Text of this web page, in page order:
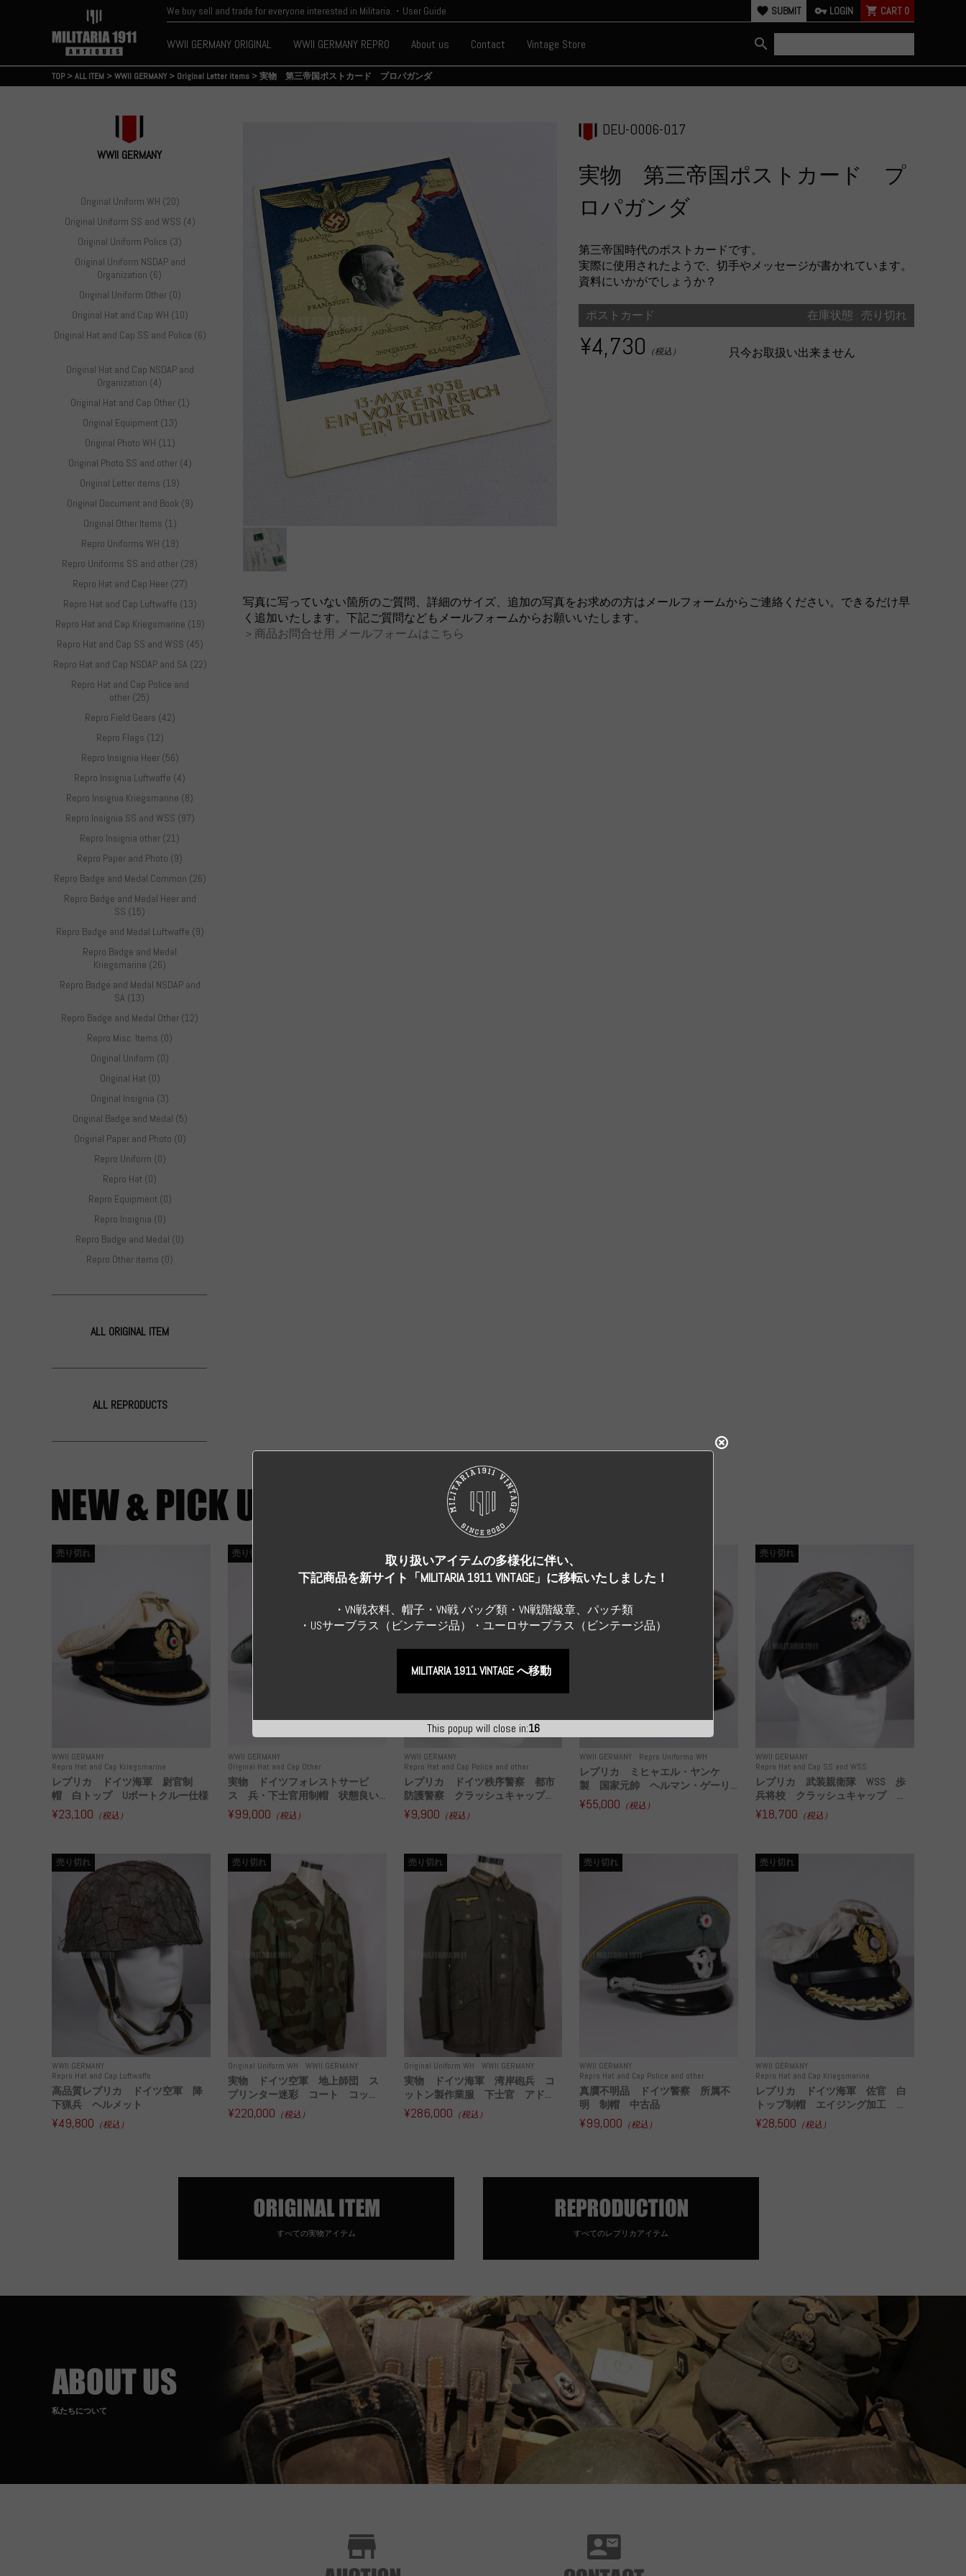
We buy sell and trade for everyone interested in Militaria.・User Guide favorite SUBMIT vpn_key LOGIN shopping_cart CART 0
WWII GERMANY ORIGINAL WWII GERMANY REPRO About us Contact Vintage Store search
TOP>ALL ITEM >WWII GERMANY > Original Letter items >実物 第三帝国ポストカード プロパガンダ
WWII GERMANY
Original Uniform WH (20)
Original Uniform SS and WSS (4)
Original Uniform Police (3)
Original Uniform NSDAP and
Organization (6)
Original Uniform Other (0)
Original Hat and Cap WH (10)
Original Hat and Cap SS and Police (6)
Original Hat and Cap NSDAP and
Organization (4)
Original Hat and Cap Other (1)
Original Equipment (13)
Original Photo WH (11)
Original Photo SS and other (4)
Original Letter items (19)
Original Document and Book (9)
Original Other Items (1)
Repro Uniforms WH (19)
Repro Uniforms SS and other (28)
Repro Hat and Cap Heer (27)
Repro Hat and Cap Luftwaffe (13)
Repro Hat and Cap Kriegsmarine (19)
Repro Hat and Cap SS and WSS (45)
Repro Hat and Cap NSDAP and SA (22)
Repro Hat and Cap Police and
other (25)
Repro Field Gears (42)
Repro Flags (12)
Repro Insignia Heer (56)
Repro Insignia Luftwaffe (4)
Repro Insignia Kriegsmarine (8)
Repro Insignia SS and WSS (97)
Repro Insignia other (21)
Repro Paper and Photo (9)
Repro Badge and Medal Common (26)
Repro Badge and Medal Heer and
SS (15)
Repro Badge and Medal Luftwaffe (9)
Repro Badge and Medal
Kriegsmarine (26)
Repro Badge and Medal NSDAP and
SA (13)
Repro Badge and Medal Other (12)
Repro Misc. Items (0)
Original Uniform (0)
Original Hat (0)
Original Insignia (3)
Original Badge and Medal (5)
Original Paper and Photo (0)
Repro Uniform (0)
Repro Hat (0)
Repro Equipment (0)
Repro Insignia (0)
Repro Badge and Medal (0)
Repro Other items (0)
ALL ORIGINAL ITEM
ALL REPRODUCTS
DEU-O006-017
実物 第三帝国ポストカード プ
ロパガンダ
第三帝国時代のポストカードです。
実際に使用されたようで、切手やメッセージが書かれています。
資料にいかがでしょうか？
ポストカード 在庫状態 : 売り切れ
¥4,730 （税込） 只今お取扱い出来ません
写真に写っていない箇所のご質問、詳細のサイズ、追加の写真をお求めの方はメールフォームからご連絡ください。できるだけ早
く追加いたします。下記ご質問などもメールフォームからお願いいたします。
＞商品お問合せ用 メールフォームはこちら
WWII GERMANY
Repro Hat and Cap Kriegsmarine
売り切れ
レプリカ ドイツ海軍 尉官制
帽 白トップ Uボートクルー仕様
¥23,100 （税込）
WWII GERMANY
Original Hat and Cap Other
売り切れ
実物 ドイツフォレストサービ
ス 兵・下士官用制帽 状態良い...
¥99,000 （税込）
WWII GERMANY
Repro Hat and Cap Police and other
売り切れ
レプリカ ドイツ秩序警察 都市
防護警察 クラッシュキャップ...
¥9,900 （税込）
WWII GERMANY Repro Uniforms WH
レプリカ ミヒャエル・ヤンケ
製 国家元帥 ヘルマン・ゲーリ...
¥55,000 （税込）
WWII GERMANY
Repro Hat and Cap SS and WSS
売り切れ
レプリカ 武装親衛隊 WSS 歩
兵将校 クラッシュキャップ ...
¥18,700 （税込）
WWII GERMANY
Repro Hat and Cap Luftwaffe
売り切れ
高品質レプリカ ドイツ空軍 降
下猟兵 ヘルメット
¥49,800 （税込）
Original Uniform WH WWII GERMANY
売り切れ
実物 ドイツ空軍 地上師団 ス
プリンター迷彩 コート コッ...
¥220,000 （税込）
Original Uniform WH WWII GERMANY
売り切れ
実物 ドイツ海軍 湾岸砲兵 コ
ットン製作業服 下士官 アド...
¥286,000 （税込）
WWII GERMANY
Repro Hat and Cap Police and other
売り切れ
真贋不明品 ドイツ警察 所属不
明 制帽 中古品
¥99,000 （税込）
WWII GERMANY
Repro Hat and Cap Kriegsmarine
売り切れ
レプリカ ドイツ海軍 佐官 白
トップ制帽 エイジング加工 ...
¥28,500 （税込）
すべての実物アイテム すべてのレプリカアイテム
私たちについて
This popup will close in:15
取り扱いアイテムの多様化に伴い、
下記商品を新サイト「MILITARIA 1911 VINTAGE」に移転いたしました！
・VN戦衣料、帽子・VN戦 バッグ類・VN戦階級章、パッチ類
・USサーブラス（ビンテージ品）・ユーロサープラス（ビンテージ品）
MILITARIA 1911 VINTAGE へ移動